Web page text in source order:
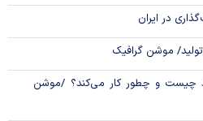
در ایران
تولید/ موشن گرافیک
چیست و چطور کار می‌کند؟ /موشن